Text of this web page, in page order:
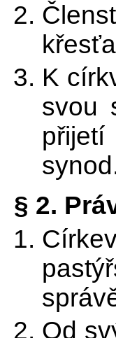
K
svou
§ 2.
Od